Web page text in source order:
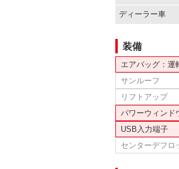
ディーラー車
装備
エアバッグ：運
サンルーフ
リフトアップ
パワーウィンド
USB入力端子
センターデフロ